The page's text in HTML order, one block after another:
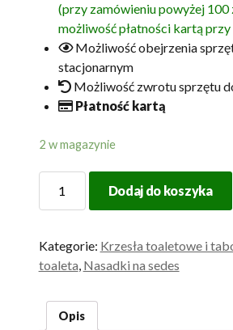
(przy zamówieniu powyżej 100
możliwość płatności kartą
Możliwość obejrzenia
stacjonarnym
Możliwość zwrotu sprzętu
Płatność kartą
2 w magazynie
Krzesło
Dodaj do koszyka
Kategorie: Krzesła toaletowe i
toaleta Nasadki na sedes
Opis